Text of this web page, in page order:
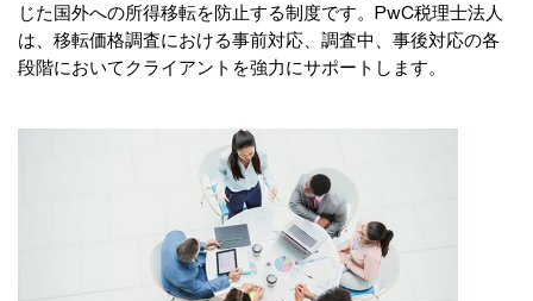
じた国外への所得移転を防止する制度です。PwC税理士法人
は、移転価格調査における事前対応、調査中、事後対応の各
段階においてクライアントを強力にサポートします。